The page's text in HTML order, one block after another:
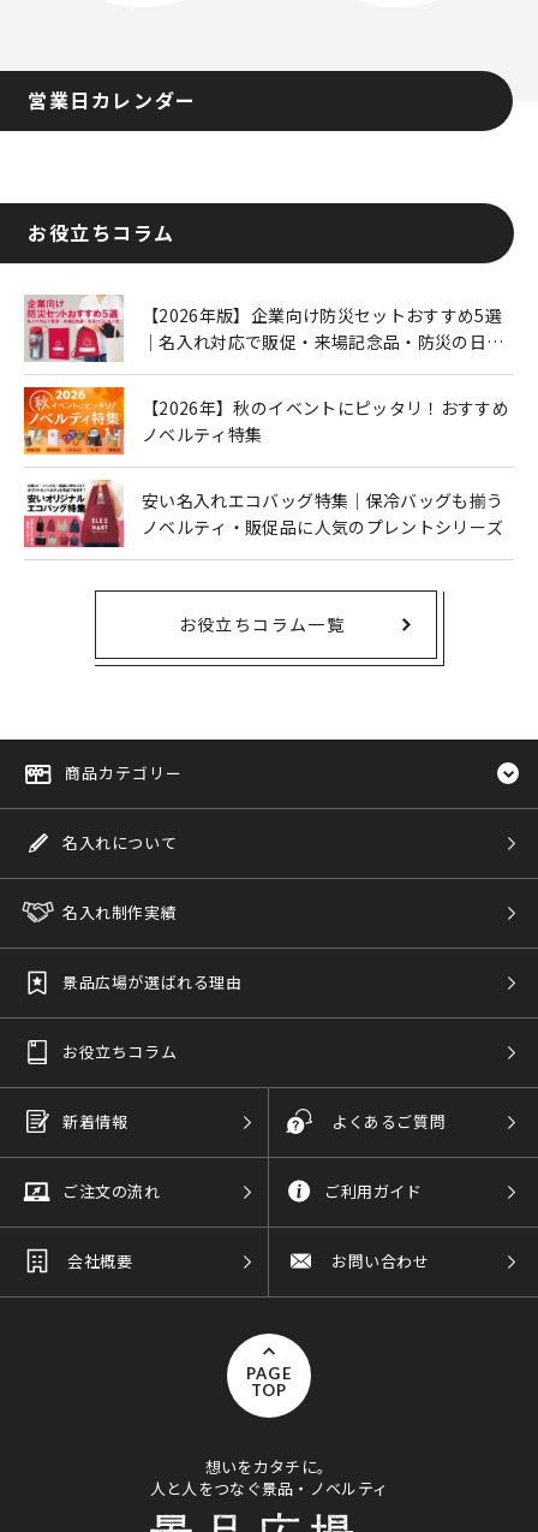
営業日カレンダー
お役立ちコラム
【2026年版】企業向け防災セットおすすめ5選
｜名入れ対応で販促・来場記念品・防災の日に
【2026年】秋のイベントにピッタリ！おすすめ
ノベルティ特集
安い名入れエコバッグ特集｜保冷バッグも揃う
ノベルティ・販促品に人気のプレントシリーズ
お役立ちコラム一覧
商品カテゴリー
名入れについて
名入れ制作実績
景品広場が選ばれる理由
お役立ちコラム
新着情報 よくあるご質問
ご注文の流れ ご利用ガイド
会社概要 お問い合わせ
PAGE
TOP
想いをカタチに。
人と人をつなぐ景品・ノベルティ